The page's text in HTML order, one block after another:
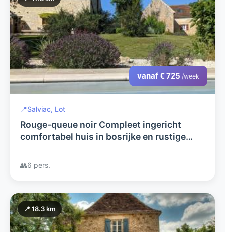
vanaf € 725 /week
📍Salviac, Lot
Rouge-queue noir Compleet ingericht
comfortabel huis in bosrijke en rustige
👥6 pers.
📍 18.3 km